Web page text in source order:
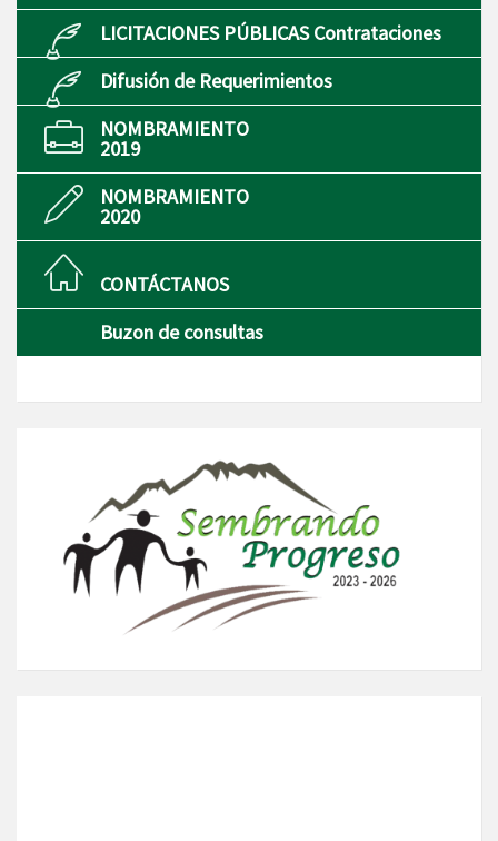
LICITACIONES PÚBLICAS Contrataciones
Difusión de Requerimientos
NOMBRAMIENTO
2019
NOMBRAMIENTO
2020
CONTÁCTANOS
Buzon de consultas